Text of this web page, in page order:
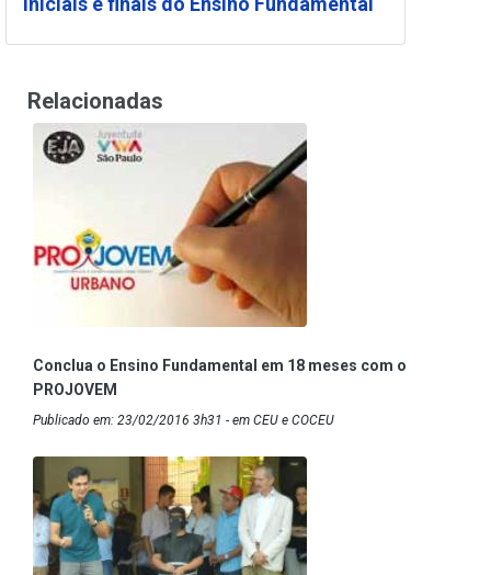
Relacionadas
Conclua o Ensino Fundamental em 18 meses com o
PROJOVEM
Publicado em: 23/02/2016 3h31 - em CEU e COCEU